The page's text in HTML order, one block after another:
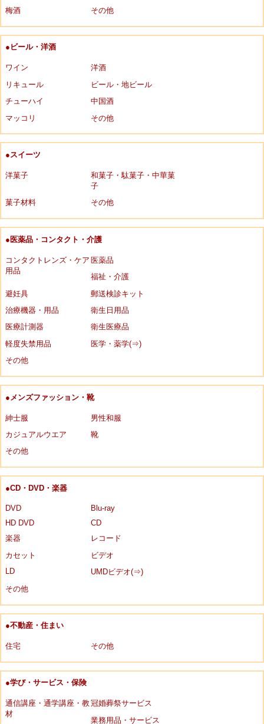
梅酒
その他
●ビール・洋酒
ワイン
洋酒
リキュール
ビール・地ビール
チューハイ
中国酒
マッコリ
その他
●スイーツ
洋菓子
和菓子・駄菓子・中華菓
子
菓子材料
その他
●医薬品・コンタクト・介護
コンタクトレンズ・ケア
用品
医薬品
福祉・介護
避妊具
郵送検診キット
治療機器・用品
衛生日用品
医療計測器
衛生医療品
軽度失禁用品
医学・薬学(⇒)
その他
●メンズファッション・靴
紳士服
男性和服
カジュアルウエア
靴
その他
●CD・DVD・楽器
DVD
Blu-ray
HD DVD
CD
楽器
レコード
カセット
ビデオ
LD
UMDビデオ(⇒)
その他
●不動産・住まい
住宅 その他
●学び・サービス・保険
通信講座・通学講座・教
材
冠婚葬祭サービス
業務用品・サービス